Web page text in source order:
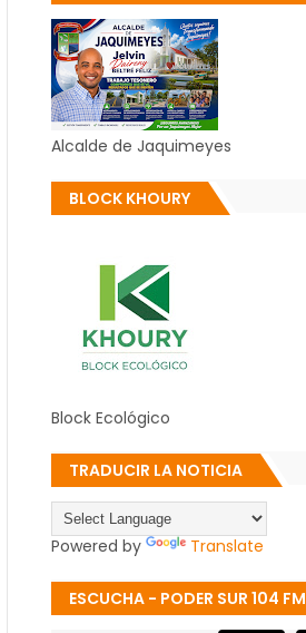
Alcalde de Jaquimeyes
BLOCK KHOURY
Block Ecológico
TRADUCIR LA NOTICIA
Powered by Translate
ESCUCHA - PODER SUR 104 FM